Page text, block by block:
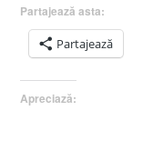
Partajează asta:
Partajează
Apreciază: